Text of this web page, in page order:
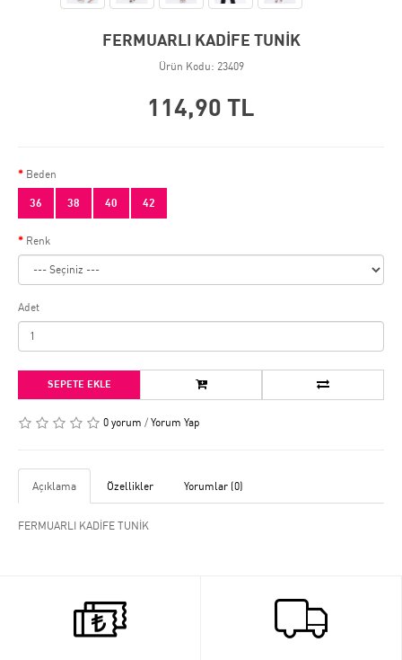
FERMUARLI KADİFE TUNİK
Ürün Kodu: 23409
114,90 TL
Beden
36 38 40 42
Renk
Adet
SEPETE EKLE
0 yorum / Yorum Yap
Açıklama Özellikler Yorumlar (0)
FERMUARLI KADİFE TUNİK